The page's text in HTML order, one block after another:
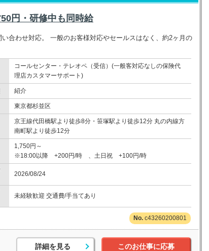
円・研修中も同時給
合わせ対応。 一般のお客様対応やセールスはなく、約2ヶ月の
コールセンター・テレオペ（受信）(一般客対応なしの保険代
理店カスタマーサポート)
紹介
東京都杉並区
京王線代田橋駅より徒歩8分・笹塚駅より徒歩12分 丸の内線方
南町駅より徒歩12分
1,750円～
※18:00以降 +200円/時 、土日祝 +100円/時
2026/08/24
未経験歓迎 交通費/手当てあり
c43260200801
詳細を見る このお仕事に応募